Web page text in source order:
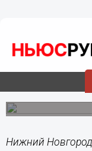
30.11.201916:42
Автолихача
выстрелами
Никто из
Нижний